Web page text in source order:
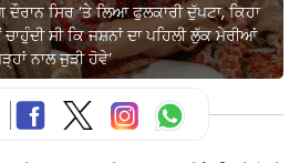
ਸਿਰ ‘ਤੇ ਲਿਆ ਫੁਲਕਾਰੀ ਦੁੱਪਟਾ, ਕਿਹਾ
ਚਾਹੁੰਦੀ ਸੀ ਕਿ ਜਸ਼ਨਾਂ ਦਾ ਪਹਿਲੀ ਲੁੱਕ ਮੇਰੀਆਂ
ਨਾਲ ਜੁੜੀ ਹੋਵੇ’